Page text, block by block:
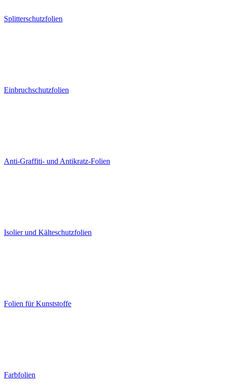
Splitterschutzfolien
Einbruchschutzfolien
Anti-Graffiti- und Antikratz-Folien
Isolier und Kälteschutzfolien
Folien für Kunststoffe
Farbfolien